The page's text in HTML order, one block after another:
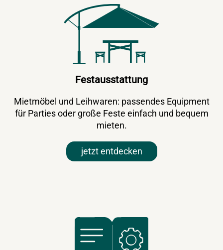
Festausstattung
Mietmöbel und Leihwaren: passendes Equipment
für Parties oder große Feste einfach und bequem
mieten.
jetzt entdecken